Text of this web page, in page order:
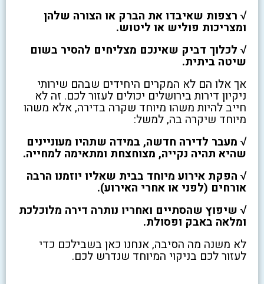
√ רצפות שאיבדו את הברק או הצורה שלהן
ומצריכות פוליש או ליטוש.
√ לכלוך דביק שאינכם מצליחים להסיר בשום
שיטה ביתית.
אך אלו הם לא המקרים היחידים שבהם שירותי
ניקיון דירות בירושלים יכולים לעזור לכם. זה לא
חייב להיות משהו מיוחד שקרה בדירה, אלא משהו
מיוחד שיקרה בה, למשל:
√ מעבר לדירה חדשה, במידה שתהיו מעוניינים
שהיא תהיה נקייה, מצוחצחת ומתאימה למחייה.
√ הפקת אירוע מיוחד בבית שאליו יוזמנו הרבה
אורחים (לפני או אחרי האירוע).
√ שיפוץ שהסתיים ואחריו נותרה דירה מלוכלכת
ומלאה באבק ופסולת.
לא משנה מה הסיבה, אנחנו כאן בשבילכם כדי
לעזור לכם בניקוי המיוחד שנדרש לכם.